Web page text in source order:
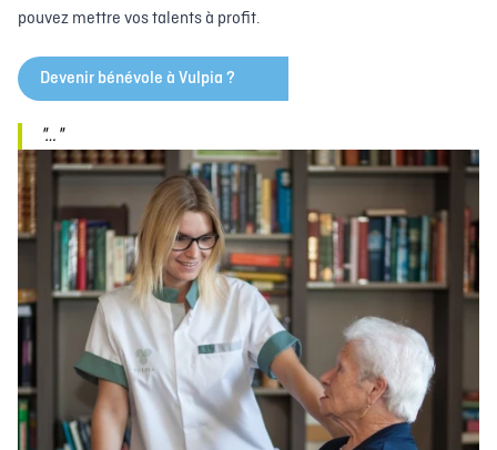
pouvez mettre vos talents à profit.
Devenir bénévole à Vulpia ?
"…"